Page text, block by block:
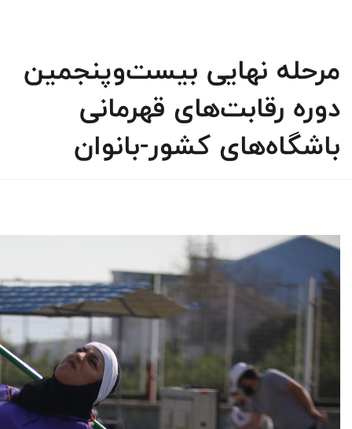
مرحله نهایی بیست‌وپنجمین
دوره رقابت‌های قهرمانی
باشگاه‌های کشور-بانوان